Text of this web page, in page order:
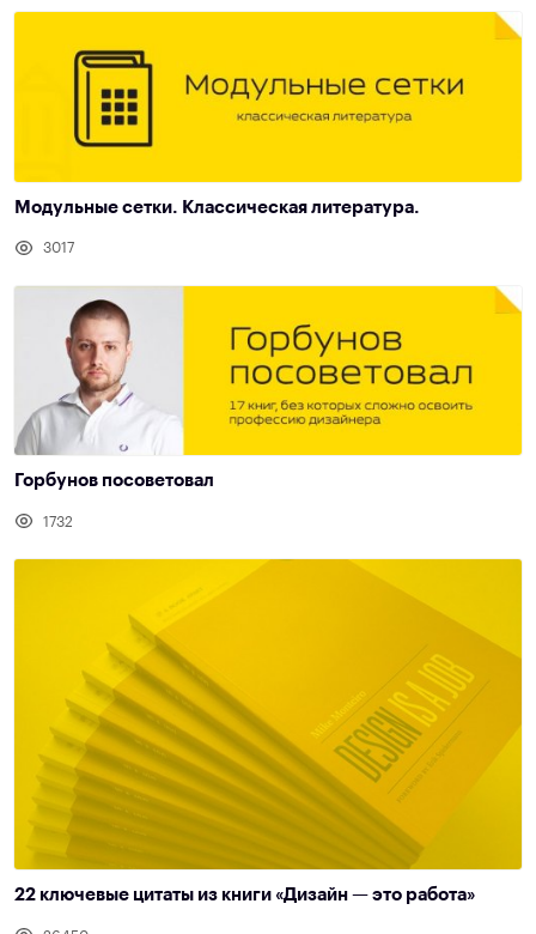
Модульные сетки. Классическая литература.
3017
Горбунов посоветовал
1732
22 ключевые цитаты из книги «Дизайн — это работа»